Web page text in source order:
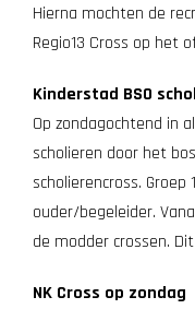
Hierna mochten de
Regio13 Cross op het
Kinderstad BSO
Op zondagochtend in
scholieren door het
scholierencross.
ouder/begeleider.
de modder crossen.
NK Cross op zondag